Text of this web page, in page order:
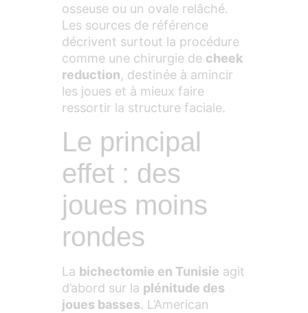
osseuse ou un ovale relâché.
Les sources de référence
décrivent surtout la procédure
comme une chirurgie de cheek
reduction, destinée à amincir
les joues et à mieux faire
ressortir la structure faciale.
Le principal
effet : des
joues moins
rondes
La bichectomie en Tunisie agit
d’abord sur la plénitude des
joues basses. L’American